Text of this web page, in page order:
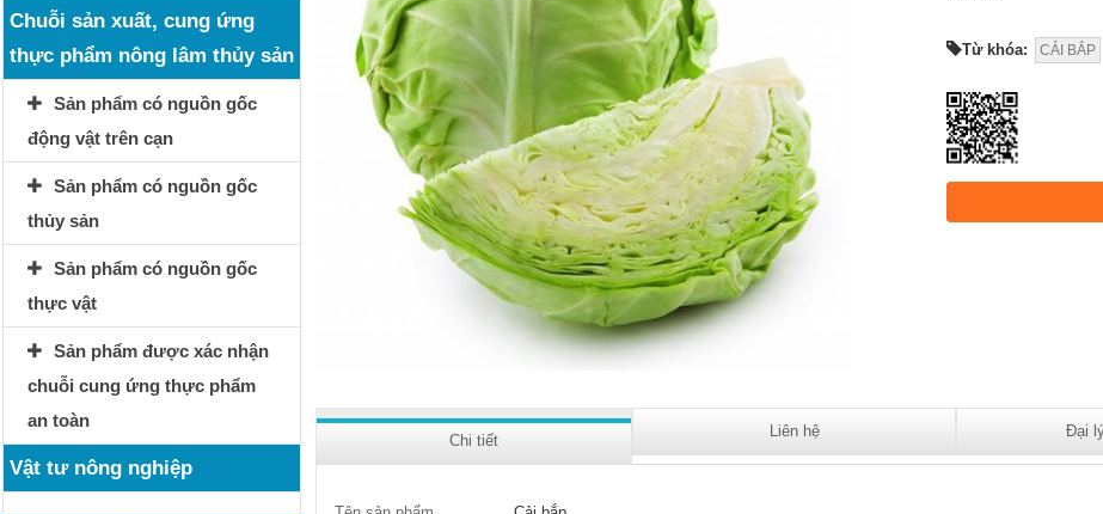
Chuỗi sản xuất, cung ứng
thực phẩm nông lâm thủy sản
Sản phẩm có nguồn gốc
động vật trên cạn
Sản phẩm có nguồn gốc
thủy sản
Sản phẩm có nguồn gốc
thực vật
Sản phẩm được xác nhận
chuỗi cung ứng thực phẩm
an toàn
Vật tư nông nghiệp
Từ khóa: CẢI BẮP
Chi tiết
Liên hệ Đại